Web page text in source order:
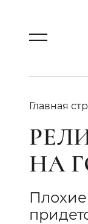
Главная
НА